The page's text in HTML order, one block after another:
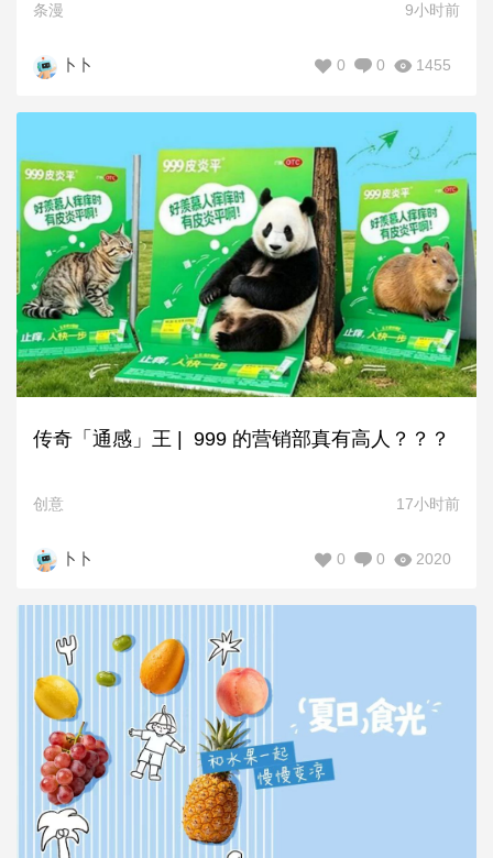
条漫 9小时前
卜卜 1455
0
0
传奇「通感」王 | 999 的营销部真有高人？？？
创意 17小时前
卜卜 2020
0
0